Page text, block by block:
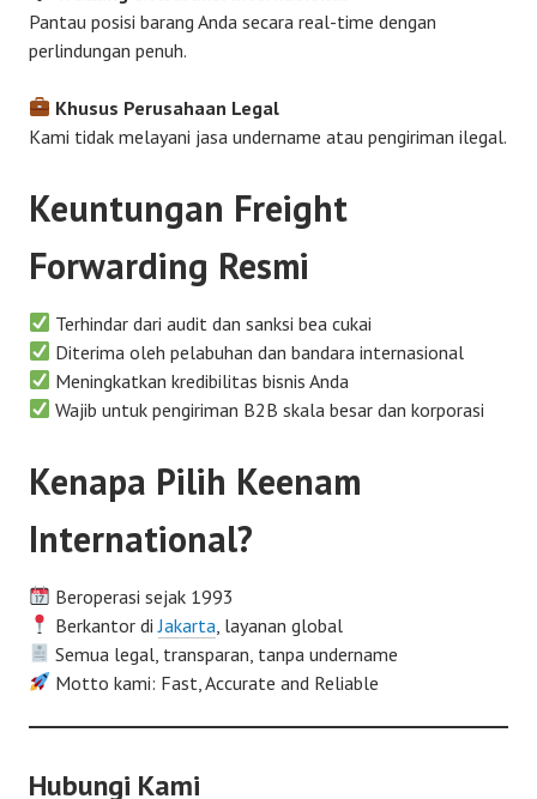
Pantau posisi barang Anda secara real-time dengan
perlindungan penuh.
Khusus Perusahaan Legal
Kami tidak melayani jasa undername atau pengiriman ilegal.
Keuntungan Freight
Forwarding Resmi
Terhindar dari audit dan sanksi bea cukai
Diterima oleh pelabuhan dan bandara internasional
Meningkatkan kredibilitas bisnis Anda
Wajib untuk pengiriman B2B skala besar dan korporasi
Kenapa Pilih Keenam
International?
Beroperasi sejak 1993
Berkantor diJakarta , layanan global
Semua legal, transparan, tanpa undername
Motto kami: Fast, Accurate and Reliable
Hubungi Kami